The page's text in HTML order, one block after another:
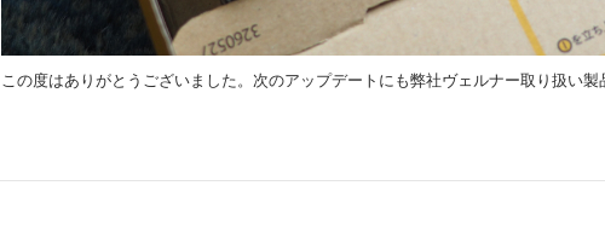
この度はありがとうございました。次のアップデートにも弊社ヴェルナー取り扱い